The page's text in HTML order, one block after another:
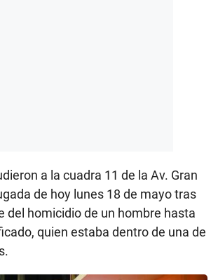
a la cuadra 11 de la Av. Gran
de hoy lunes 18 de mayo tras
del homicidio de un hombre hasta
quien estaba dentro de una de